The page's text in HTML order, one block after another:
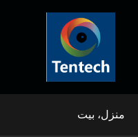
منزل، بيت